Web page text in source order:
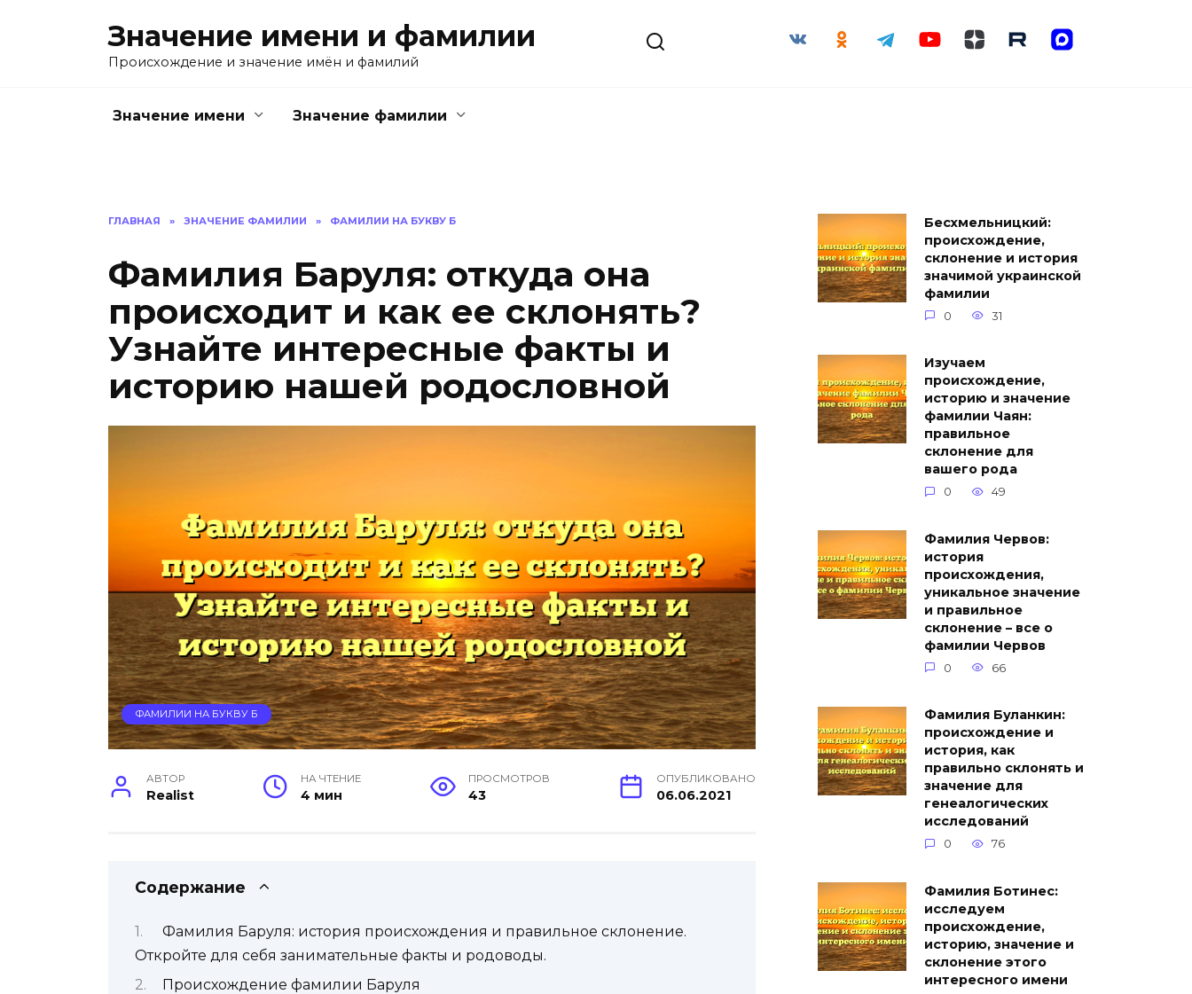
Значение имени и фамилии
Происхождение и значение имён и фамилий
Значение имени Значение фамилии
ГЛАВНАЯ » ЗНАЧЕНИЕ ФАМИЛИИ » ФАМИЛИИ НА БУКВУ Б
Фамилия Баруля: откуда она
происходит и как ее склонять?
Узнайте интересные факты и
историю нашей родословной
ФАМИЛИИ НА БУКВУ Б
АВТОР
Realist
НА ЧТЕНИЕ
4 мин
ПРОСМОТРОВ
43
ОПУБЛИКОВАНО
06.06.2021
Содержание
Фамилия Баруля: история происхождения и правильное склонение.
Откройте для себя занимательные факты и родоводы.
Происхождение фамилии Баруля
Бесхмельницкий:
происхождение,
склонение и история
значимой украинской
фамилии
0 31
Изучаем
происхождение,
историю и значение
фамилии Чаян:
правильное
склонение для
вашего рода
0 49
Фамилия Червов:
история
происхождения,
уникальное значение
и правильное
склонение – все о
фамилии Червов
0 66
Фамилия Буланкин:
происхождение и
история, как
правильно склонять и
значение для
генеалогических
исследований
0 76
Фамилия Ботинес:
исследуем
происхождение,
историю, значение и
склонение этого
интересного имени